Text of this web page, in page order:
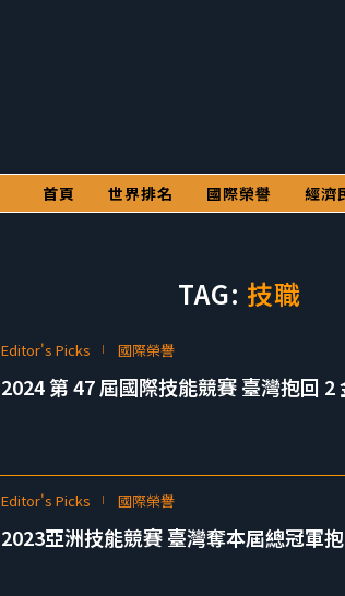
首頁 世界排名 國際榮譽 經濟
TAG: 技職
Editor's Picks 國際榮譽
2024 第 47 屆國際技能競賽 臺灣抱回
Editor's Picks 國際榮譽
2023亞洲技能競賽 臺灣奪本屆總冠軍